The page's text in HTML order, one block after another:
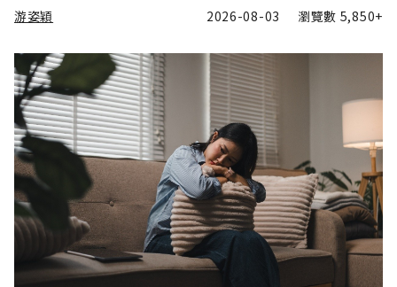
游姿穎 2026-08-03 瀏覽數 5,850+